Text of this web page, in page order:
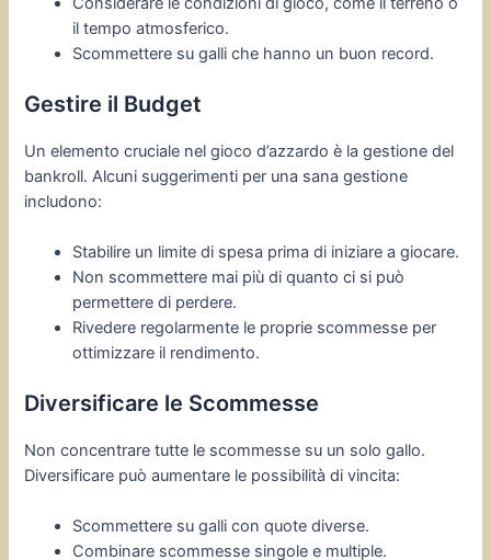
il tempo atmosferico.
Scommettere su galli che hanno un buon record.
Gestire il Budget
Un elemento cruciale nel gioco d’azzardo è la gestione del
bankroll. Alcuni suggerimenti per una sana gestione
includono:
Stabilire un limite di spesa prima di iniziare a giocare.
Non scommettere mai più di quanto ci si può
permettere di perdere.
Rivedere regolarmente le proprie scommesse per
ottimizzare il rendimento.
Diversificare le Scommesse
Non concentrare tutte le scommesse su un solo gallo.
Diversificare può aumentare le possibilità di vincita:
Scommettere su galli con quote diverse.
Combinare scommesse singole e multiple.